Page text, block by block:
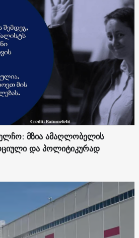
მზია ამაღლობელის
და პოლიტიკურად